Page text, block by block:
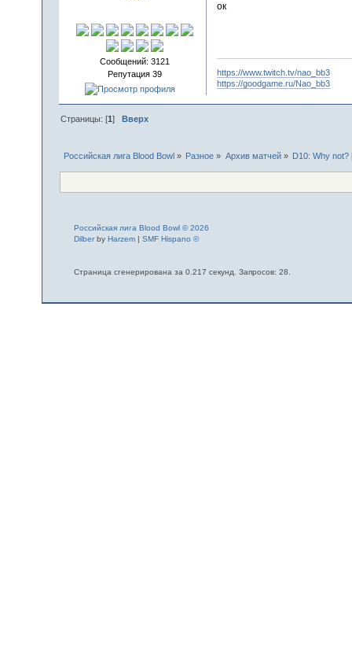
Сообщений: 3121
Репутация 39
ок
https://www.twitch.tv/nao_bb3
https://goodgame.ru/Nao_bb3
Страницы: [1] Вверх
Российская лига Blood Bowl » Разное » Архив матчей» D10: Why not?
Российская лига Blood Bowl © 2026
Dilberby Harzem| SMF Hispano ©
Страница сгенерирована за 0.217 секунд. Запросов: 28.